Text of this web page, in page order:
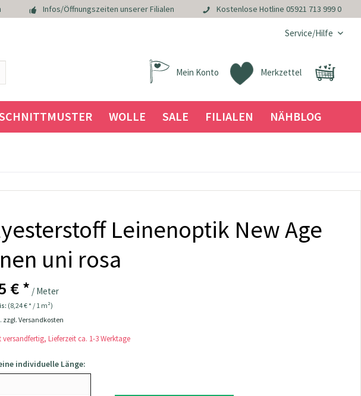
Infos/Öffnungszeiten unserer Filialen Kostenlose Hotline 05921 713 999 0
Service/Hilfe
Merkzettel
Mein Konto
WOLLE SALE FILIALEN NÄHBLOG
Leinenoptik New Age
uni rosa
€ * / Meter
(8,24 € * / 1 m²)
zzgl. Versandkosten
versandfertig, Lieferzeit ca. 1-3 Werktage
individuelle Länge: